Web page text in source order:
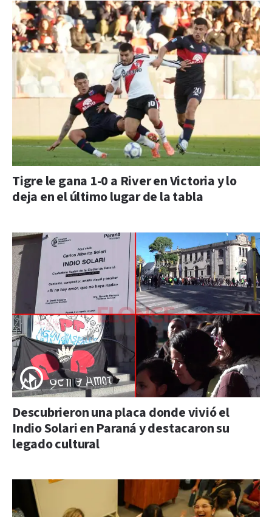
Tigre le gana 1-0 a River en Victoria y lo
deja en el último lugar de la tabla
Descubrieron una placa donde vivió el
Indio Solari en Paraná y destacaron su
legado cultural